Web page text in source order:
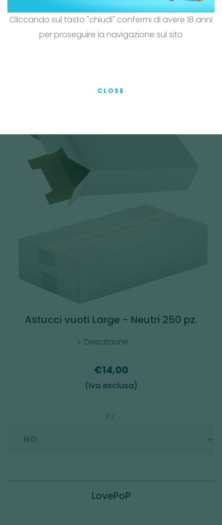
YES
Cliccando sul tasto "chiudi" confermi di avere 18 anni
per proseguire la navigazione sul sito
CLOSE
(Iva esclusa)
Astucci vuoti Large - Neutri 250 pz.
Descrizione
€14,00
(Iva esclusa)
Pz.
LovePoP